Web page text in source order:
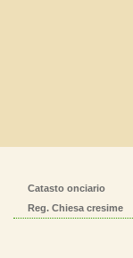
Catasto onciario
Reg. Chiesa cresime